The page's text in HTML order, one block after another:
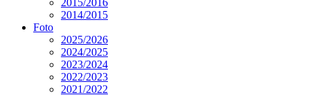
2015/2016
2014/2015
Foto
2025/2026
2024/2025
2023/2024
2022/2023
2021/2022